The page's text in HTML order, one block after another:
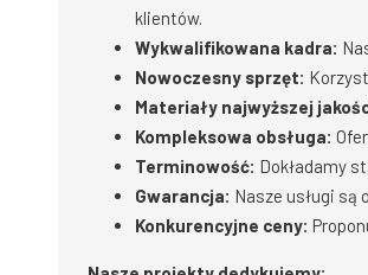
klientów.
Wykwalifikowana kadra:
Nowoczesny sprzęt:
Materiały najwyższej
Kompleksowa obsługa:
Terminowość: Dokładamy
Gwarancja: Nasze usługi są
Konkurencyjne ceny: